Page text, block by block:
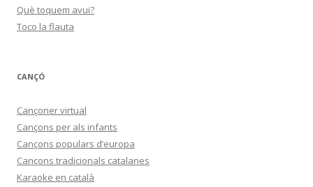
Què toquem avui?
Toco la flauta
CANÇÓ
Cançoner virtual
Cançons per als infants
Cançons populars d’europa
Cançons tradicionals catalanes
Karaoke en català